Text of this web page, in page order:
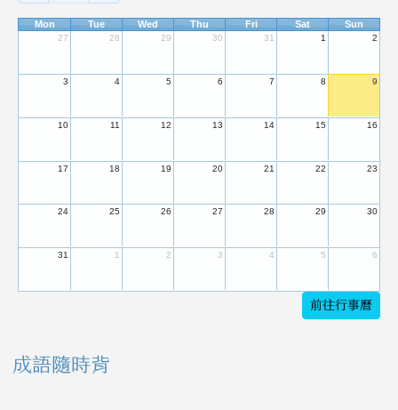
Mon Tue Wed Thu Fri Sat Sun
27 28 29 30 31 1 2
3 4 5 6 7 8 9
10 11 12 13 14 15 16
17 18 19 20 21 22 23
24 25 26 27 28 29 30
31 1 2 3 4 5 6
前往行事曆
成語隨時背